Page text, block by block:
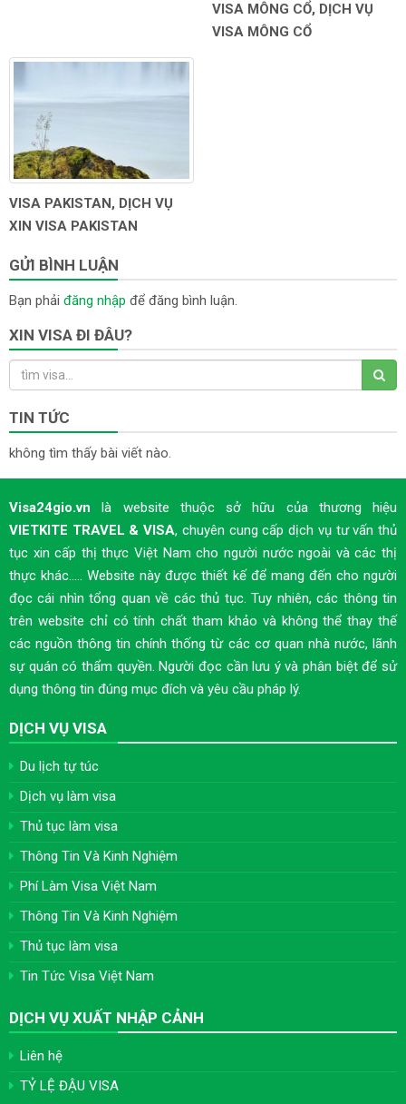
VISA MÔNG CỔ, DỊCH VỤ
VISA MÔNG CỔ
VISA PAKISTAN, DỊCH VỤ
XIN VISA PAKISTAN
GỬI BÌNH LUẬN
Bạn phải đăng nhập để đăng bình luận.
XIN VISA ĐI ĐÂU?
TIN TỨC
không tìm thấy bài viết nào.
Visa24gio.vn là website thuộc sở hữu của thương hiệu
VIETKITE TRAVEL & VISA, chuyên cung cấp dịch vụ tư vấn thủ
tục xin cấp thị thực Việt Nam cho người nước ngoài và các thị
thực khác..... Website này được thiết kế để mang đến cho người
đọc cái nhìn tổng quan về các thủ tục. Tuy nhiên, các thông tin
trên website chỉ có tính chất tham khảo và không thể thay thế
các nguồn thông tin chính thống từ các cơ quan nhà nước, lãnh
sự quán có thẩm quyền. Người đọc cần lưu ý và phân biệt để sử
dụng thông tin đúng mục đích và yêu cầu pháp lý.
DỊCH VỤ VISA
Du lịch tự túc
Dịch vụ làm visa
Thủ tục làm visa
Thông Tin Và Kinh Nghiệm
Phí Làm Visa Việt Nam
Thông Tin Và Kinh Nghiệm
Thủ tục làm visa
Tin Tức Visa Việt Nam
DỊCH VỤ XUẤT NHẬP CẢNH
Liên hệ
TỶ LỆ ĐẬU VISA